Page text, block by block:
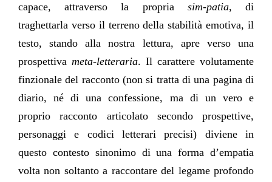
capace, attraverso la propria sim-patia, di
traghettarla verso il terreno della stabilità emotiva, il
testo, stando alla nostra lettura, apre verso una
prospettiva meta-letteraria. Il carattere volutamente
finzionale del racconto (non si tratta di una pagina di
diario, né di una confessione, ma di un vero e
proprio racconto articolato secondo prospettive,
personaggi e codici letterari precisi) diviene in
questo contesto sinonimo di una forma d’empatia
volta non soltanto a raccontare del legame profondo